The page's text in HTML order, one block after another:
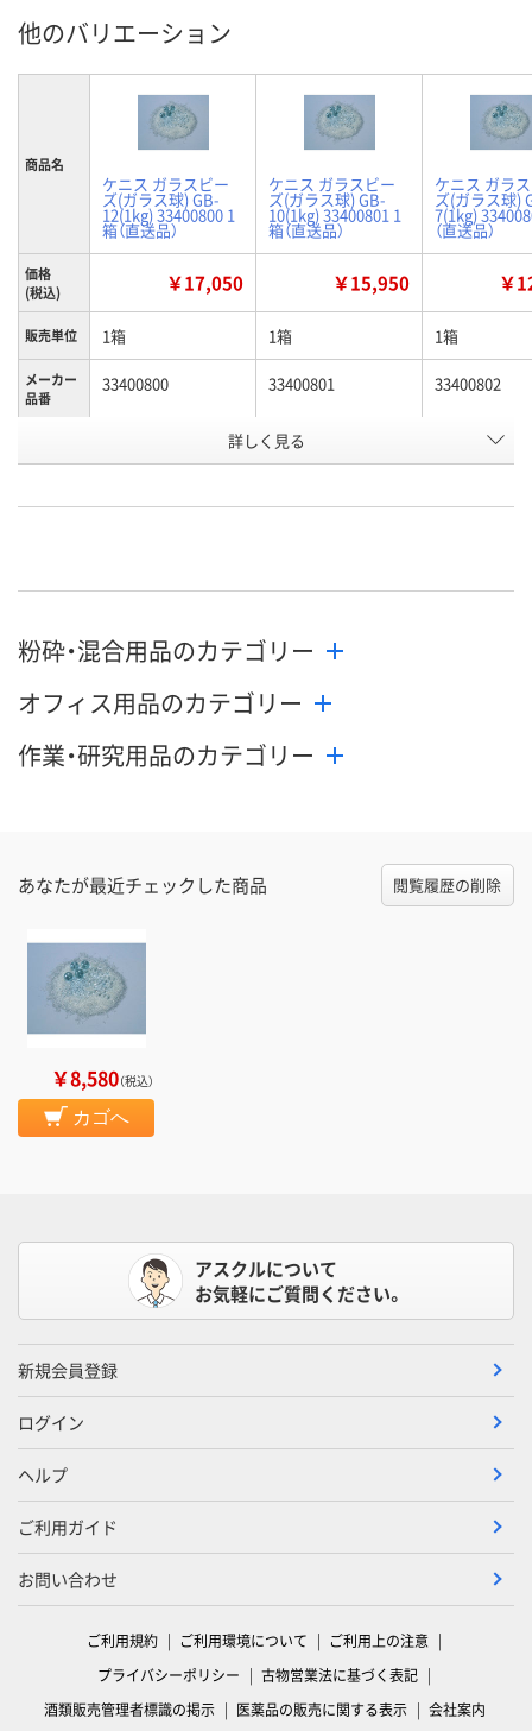
他のバリエーション
商品名
ケニス ガラスビー
ズ(ガラス球) GB-
12(1kg) 33400800 1
箱（直送品）
ケニス ガラスビー
ズ(ガラス球) GB-
10(1kg) 33400801 1
箱（直送品）
ケニス ガラ
ズ(ガラス球)
7(1kg)
（直送品）
価格
(税込)
￥17,050 ￥15,950 ￥
販売単位 1箱 1箱 1箱
メーカー
品番
33400800 33400801 33400802
AWX7931 AWX7932
カゴへ カゴへ
詳しく見る
粉砕・混合用品のカテゴリー
オフィス用品のカテゴリー
作業・研究用品のカテゴリー
あなたが最近チェックした商品 閲覧履歴の削除
￥8,580（税込）
カゴへ
アスクルについて
お気軽にご質問ください。
新規会員登録
ログイン
ヘルプ
ご利用ガイド
お問い合わせ
ご利用規約 ご利用環境について
ご利用上の注意
プライバシーポリシー
古物営業法に基づく表記
酒類販売管理者標識の掲示
医薬品の販売に関する表示 会社案内